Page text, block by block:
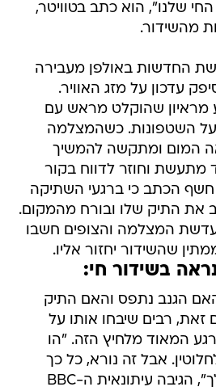
שלנו", הוא כתב בטוויטר,
החדשות באולפן מעבירה
עדכון על מזג האוויר.
מראיון שהוקלט מראש עם
השטפונות. כשהמצלמה
המום ומתקשה להמשיך
וחוזר לדווח בקור
חשף הכתב כי ברגעי השתיקה
את התיק שלו ובורח מהמקום.
המצלמה והצופים חשבו
שהשידור יחזור אליו.
בשידור חי:
הגנב נתפס והאם התיק
זאת, רבים שיבחו אותו על
המאוד מלחיץ הזה. "הו
אבל זה נורא, כל כך
מצטערת שזה קרה לך", הגיבה עיתונאית ה-BBC